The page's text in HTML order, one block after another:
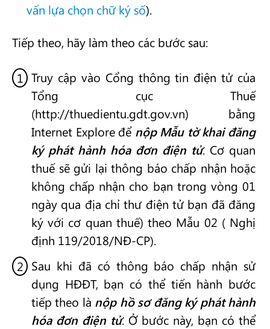
vấn lựa chọn chữ ký số).
Tiếp theo, hãy làm theo các bước sau:
Truy cập vào Cổng thông tin điện tử của
Tổng cục Thuế
(http://thuedientu.gdt.gov.vn) bằng
Internet Explore để nộp Mẫu tờ khai đăng
ký phát hành hóa đơn điện tử. Cơ quan
thuế sẽ gửi lại thông báo chấp nhận hoặc
không chấp nhận cho bạn trong vòng 01
ngày qua địa chỉ thư điện tử bạn đã đăng
ký với cơ quan thuế) theo Mẫu 02 ( Nghị
định 119/2018/NĐ-CP).
Sau khi đã có thông báo chấp nhận sử
dụng HĐĐT, bạn có thể tiến hành bước
tiếp theo là nộp hồ sơ đăng ký phát hành
hóa đơn điện tử. Ở bước này, bạn có thể